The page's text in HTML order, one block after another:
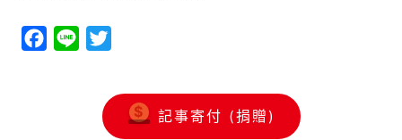
Facebook
Line
記事寄付 (捐贈)